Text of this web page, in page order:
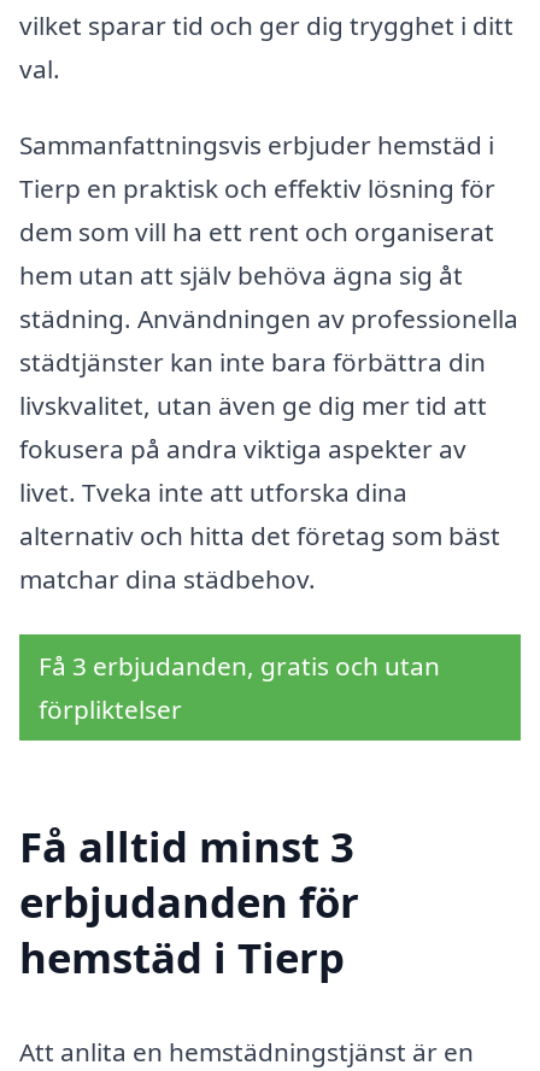
vilket sparar tid och ger dig trygghet i ditt
val.
Sammanfattningsvis erbjuder hemstäd i
Tierp en praktisk och effektiv lösning för
dem som vill ha ett rent och organiserat
hem utan att själv behöva ägna sig åt
städning. Användningen av professionella
städtjänster kan inte bara förbättra din
livskvalitet, utan även ge dig mer tid att
fokusera på andra viktiga aspekter av
livet. Tveka inte att utforska dina
alternativ och hitta det företag som bäst
matchar dina städbehov.
Få 3 erbjudanden, gratis och utan
förpliktelser
Få alltid minst 3
erbjudanden för
hemstäd i Tierp
Att anlita en hemstädningstjänst är en